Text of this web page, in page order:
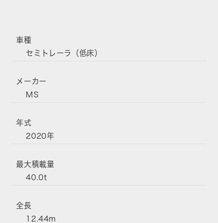
車種
セミトレーラ（低床）
メーカー
MS
年式
2020年
最大積載量
40.0t
全長
12.44m